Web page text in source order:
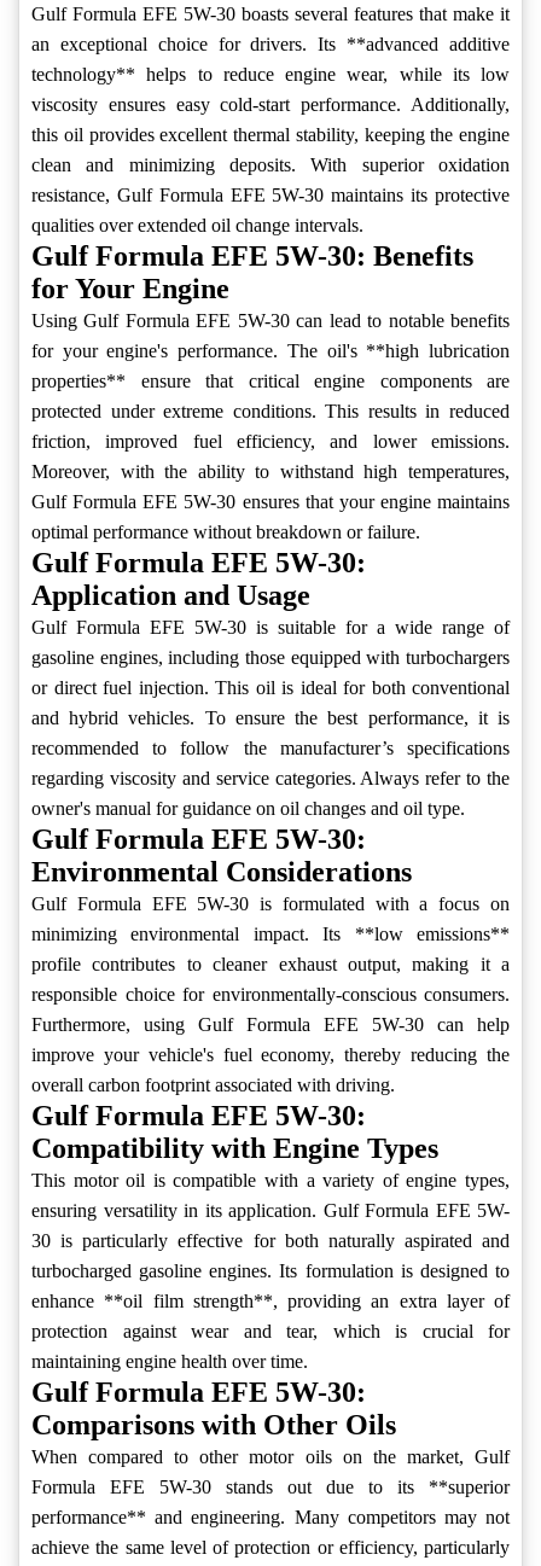
Gulf Formula EFE 5W-30 boasts several features that make it
an exceptional choice for drivers. Its **advanced additive
technology** helps to reduce engine wear, while its low
viscosity ensures easy cold-start performance. Additionally,
this oil provides excellent thermal stability, keeping the engine
clean and minimizing deposits. With superior oxidation
resistance, Gulf Formula EFE 5W-30 maintains its protective
qualities over extended oil change intervals.
Gulf Formula EFE 5W-30: Benefits
for Your Engine
Using Gulf Formula EFE 5W-30 can lead to notable benefits
for your engine's performance. The oil's **high lubrication
properties** ensure that critical engine components are
protected under extreme conditions. This results in reduced
friction, improved fuel efficiency, and lower emissions.
Moreover, with the ability to withstand high temperatures,
Gulf Formula EFE 5W-30 ensures that your engine maintains
optimal performance without breakdown or failure.
Gulf Formula EFE 5W-30:
Application and Usage
Gulf Formula EFE 5W-30 is suitable for a wide range of
gasoline engines, including those equipped with turbochargers
or direct fuel injection. This oil is ideal for both conventional
and hybrid vehicles. To ensure the best performance, it is
recommended to follow the manufacturer’s specifications
regarding viscosity and service categories. Always refer to the
owner's manual for guidance on oil changes and oil type.
Gulf Formula EFE 5W-30:
Environmental Considerations
Gulf Formula EFE 5W-30 is formulated with a focus on
minimizing environmental impact. Its **low emissions**
profile contributes to cleaner exhaust output, making it a
responsible choice for environmentally-conscious consumers.
Furthermore, using Gulf Formula EFE 5W-30 can help
improve your vehicle's fuel economy, thereby reducing the
overall carbon footprint associated with driving.
Gulf Formula EFE 5W-30:
Compatibility with Engine Types
This motor oil is compatible with a variety of engine types,
ensuring versatility in its application. Gulf Formula EFE 5W-
30 is particularly effective for both naturally aspirated and
turbocharged gasoline engines. Its formulation is designed to
enhance **oil film strength**, providing an extra layer of
protection against wear and tear, which is crucial for
maintaining engine health over time.
Gulf Formula EFE 5W-30:
Comparisons with Other Oils
When compared to other motor oils on the market, Gulf
Formula EFE 5W-30 stands out due to its **superior
performance** and engineering. Many competitors may not
achieve the same level of protection or efficiency, particularly